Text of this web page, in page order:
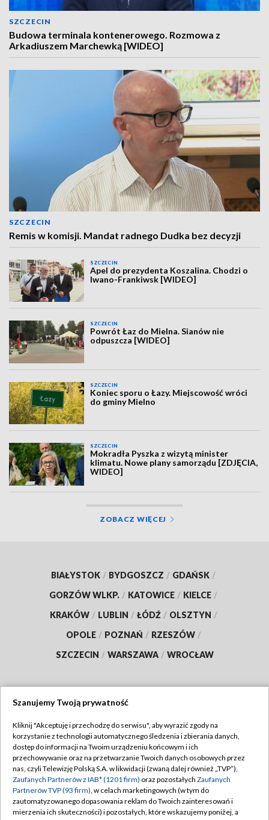
SZCZECIN
Budowa terminala kontenerowego. Rozmowa z
Arkadiuszem Marchewką [WIDEO]
SZCZECIN
Remis w komisji. Mandat radnego Dudka bez decyzji
SZCZECIN
Apel do prezydenta Koszalina. Chodzi o
Iwano-Frankiwsk [WIDEO]
SZCZECIN
Powrót Łaz do Mielna. Sianów nie
odpuszcza [WIDEO]
SZCZECIN
Koniec sporu o Łazy. Miejscowość wróci
do gminy Mielno
SZCZECIN
Mokradła Pyszka z wizytą minister
klimatu. Nowe plany samorządu [ZDJĘCIA,
WIDEO]
ZOBACZ WIĘCEJ
BIAŁYSTOK / BYDGOSZCZ / GDAŃSK /
GORZÓW WLKP. / KATOWICE / KIELCE /
KRAKÓW / LUBLIN / ŁÓDŹ / OLSZTYN /
OPOLE / POZNAŃ / RZESZÓW /
SZCZECIN / WARSZAWA / WROCŁAW
TVP
Abonament TVP
Emisja w TVP
Centrum informacji TVP
Naziemna Telewizja Cyfrowa
Regulamin TVP
Polityka prywatności
Moje zgody
Szanujemy Twoją prywatność
Kliknij "Akceptuję i przechodzę do serwisu", aby wyrazić zgody na
korzystanie z technologii automatycznego śledzenia i zbierania danych,
dostęp do informacji na Twoim urządzeniu końcowym i ich
przechowywanie oraz na przetwarzanie Twoich danych osobowych przez
nas, czyli Telewizję Polską S.A. w likwidacji (zwaną dalej również „TVP”),
Zaufanych Partnerów z IAB* (1201 firm) oraz pozostałych Zaufanych
Partnerów TVP (93 firm), w celach marketingowych (w tym do
zautomatyzowanego dopasowania reklam do Twoich zainteresowań i
mierzenia ich skuteczności) i pozostałych, które wskazujemy poniżej, a